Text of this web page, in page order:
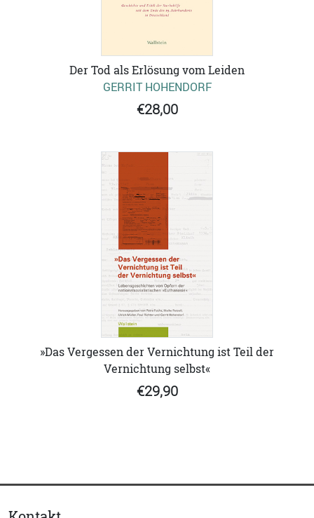
Der Tod als Erlösung vom Leiden
GERRIT HOHENDORF
€28,00
»Das Vergessen der Vernichtung ist Teil der
Vernichtung selbst«
€29,90